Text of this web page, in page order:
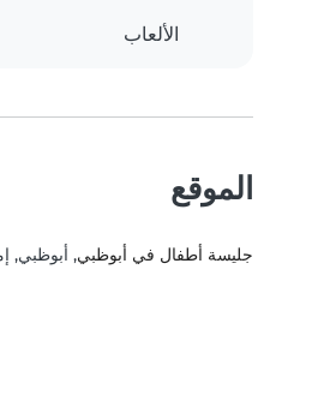
الألعاب
الموقع
جليسة أطفال في أبوظبي, أبوظبي,